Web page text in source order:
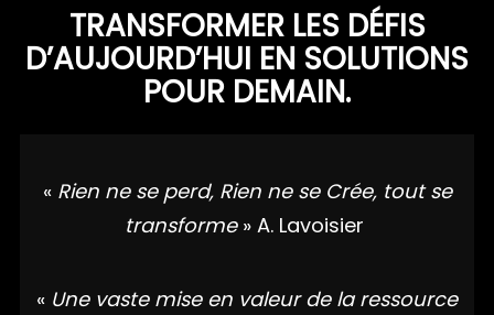
TRANSFORMER LES DÉFIS
D’AUJOURD’HUI EN SOLUTIONS
POUR DEMAIN.
« Rien ne se perd, Rien ne se Crée, tout se
transforme » A. Lavoisier
« Une vaste mise en valeur de la ressource